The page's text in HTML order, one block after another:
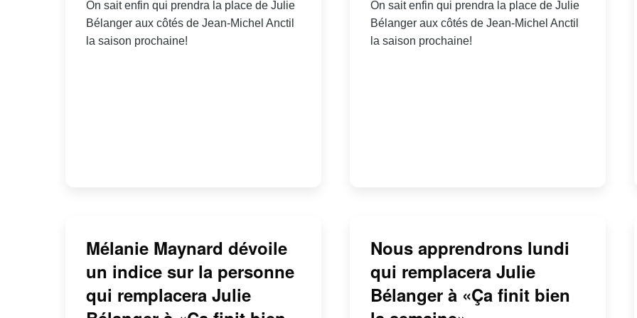
On sait enfin qui prendra la place de Julie
Bélanger aux côtés de Jean-Michel Anctil
la saison prochaine!
On sait enfin qui prendra la place de Julie
Bélanger aux côtés de Jean-Michel Anctil
la saison prochaine!
Mélanie Maynard dévoile
un indice sur la personne
qui remplacera Julie
Nous apprendrons lundi
qui remplacera Julie
Bélanger à «Ça finit bien